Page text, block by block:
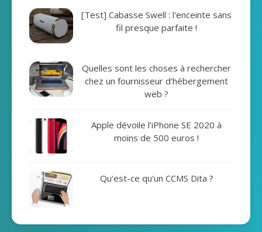
[Test] Cabasse Swell : l'enceinte sans
fil presque parfaite !
Quelles sont les choses à rechercher
chez un fournisseur d'hébergement
web ?
Apple dévoile l'iPhone SE 2020 à
moins de 500 euros !
Qu'est-ce qu'un CCMS Dita ?